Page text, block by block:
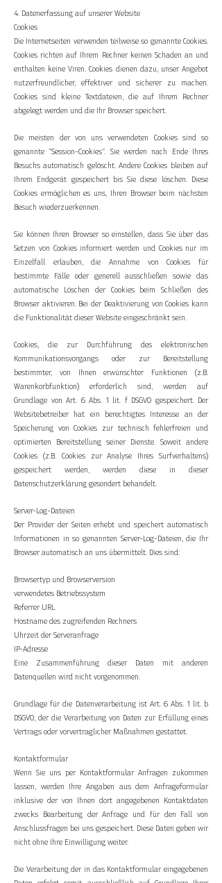
4. Datenerfassung auf unserer Website
Cookies
Die Internetseiten verwenden teilweise so genannte Cookies.
Cookies richten auf Ihrem Rechner keinen Schaden an und
enthalten keine Viren. Cookies dienen dazu, unser Angebot
nutzerfreundlicher, effektiver und sicherer zu machen.
Cookies sind kleine Textdateien, die auf Ihrem Rechner
abgelegt werden und die Ihr Browser speichert.
Die meisten der von uns verwendeten Cookies sind so
genannte “Session-Cookies”. Sie werden nach Ende Ihres
Besuchs automatisch gelöscht. Andere Cookies bleiben auf
Ihrem Endgerät gespeichert bis Sie diese löschen. Diese
Cookies ermöglichen es uns, Ihren Browser beim nächsten
Besuch wiederzuerkennen.
Sie können Ihren Browser so einstellen, dass Sie über das
Setzen von Cookies informiert werden und Cookies nur im
Einzelfall erlauben, die Annahme von Cookies für
bestimmte Fälle oder generell ausschließen sowie das
automatische Löschen der Cookies beim Schließen des
Browser aktivieren. Bei der Deaktivierung von Cookies kann
die Funktionalität dieser Website eingeschränkt sein.
Cookies, die zur Durchführung des elektronischen
Kommunikationsvorgangs oder zur Bereitstellung
bestimmter, von Ihnen erwünschter Funktionen (z.B.
Warenkorbfunktion) erforderlich sind, werden auf
Grundlage von Art. 6 Abs. 1 lit. f DSGVO gespeichert. Der
Websitebetreiber hat ein berechtigtes Interesse an der
Speicherung von Cookies zur technisch fehlerfreien und
optimierten Bereitstellung seiner Dienste. Soweit andere
Cookies (z.B. Cookies zur Analyse Ihres Surfverhaltens)
gespeichert werden, werden diese in dieser
Datenschutzerklärung gesondert behandelt.
Server-Log-Dateien
Der Provider der Seiten erhebt und speichert automatisch
Informationen in so genannten Server-Log-Dateien, die Ihr
Browser automatisch an uns übermittelt. Dies sind:
Browsertyp und Browserversion
verwendetes Betriebssystem
Referrer URL
Hostname des zugreifenden Rechners
Uhrzeit der Serveranfrage
IP-Adresse
Eine Zusammenführung dieser Daten mit anderen
Datenquellen wird nicht vorgenommen.
Grundlage für die Datenverarbeitung ist Art. 6 Abs. 1 lit. b
DSGVO, der die Verarbeitung von Daten zur Erfüllung eines
Vertrags oder vorvertraglicher Maßnahmen gestattet.
Kontaktformular
Wenn Sie uns per Kontaktformular Anfragen zukommen
lassen, werden Ihre Angaben aus dem Anfrageformular
inklusive der von Ihnen dort angegebenen Kontaktdaten
zwecks Bearbeitung der Anfrage und für den Fall von
Anschlussfragen bei uns gespeichert. Diese Daten geben wir
nicht ohne Ihre Einwilligung weiter.
Die Verarbeitung der in das Kontaktformular eingegebenen